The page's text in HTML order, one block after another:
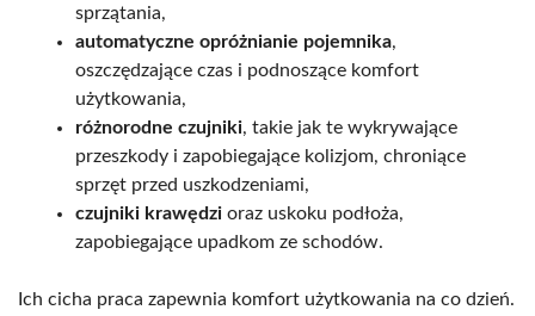
sprzątania,
automatyczne opróżnianie pojemnika,
oszczędzające czas i podnoszące komfort
użytkowania,
różnorodne czujniki, takie jak te wykrywające
przeszkody i zapobiegające kolizjom, chroniące
sprzęt przed uszkodzeniami,
czujniki krawędzi oraz uskoku podłoża,
zapobiegające upadkom ze schodów.
Ich cicha praca zapewnia komfort użytkowania na co dzień.